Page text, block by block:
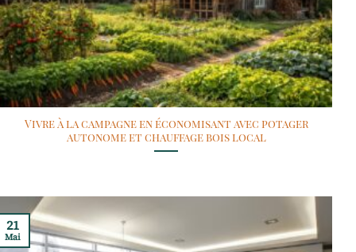
Vivre à la campagne en économisant avec potager
autonome et chauffage bois local
21
Mai